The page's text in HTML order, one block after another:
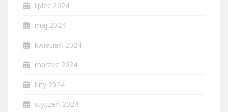
lipiec 2024
maj 2024
kwiecień 2024
marzec 2024
luty 2024
styczeń 2024